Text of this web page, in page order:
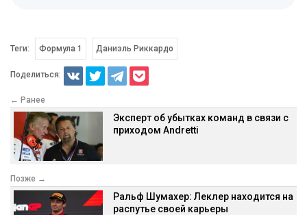
Теги: Формула 1 Даниэль Риккардо
Поделиться:
← Ранее
Эксперт об убытках команд в связи с
приходом Andretti
Позже →
Ральф Шумахер: Леклер находится на
распутье своей карьеры